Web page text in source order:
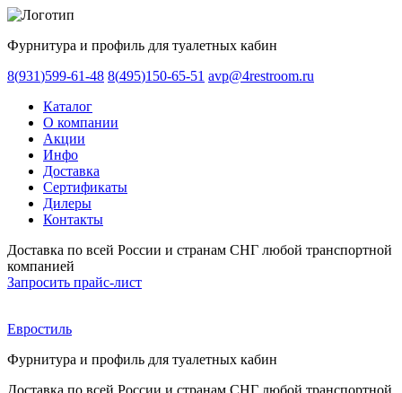
Фурнитура и профиль для туалетных кабин
8(931)599-61-48 8(495)150-65-51 avp@4restroom.ru
Каталог
О компании
Акции
Инфо
Доставка
Сертификаты
Дилеры
Контакты
Доставка по всей России и странам СНГ любой транспортной
компанией
Запросить прайс-лист
Евростиль
Фурнитура и профиль для туалетных кабин
Доставка по всей России и странам СНГ любой транспортной